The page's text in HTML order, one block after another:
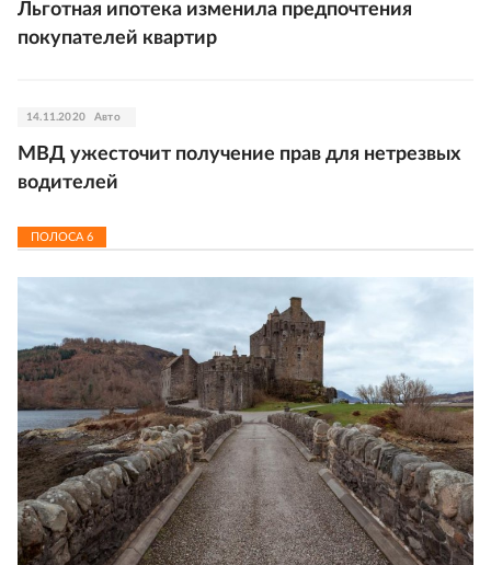
Льготная ипотека изменила предпочтения
покупателей квартир
14.11.2020 Авто
МВД ужесточит получение прав для нетрезвых
водителей
ПОЛОСА6